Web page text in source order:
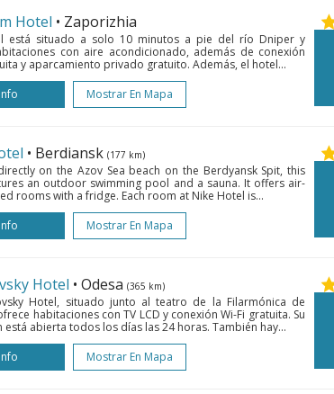
Hotel • Zaporizhia
está situado a solo 10 minutos a pie del río Dniper y
con aire acondicionado, además de conexión
y aparcamiento privado gratuito. Además, el hotel...
Info
Mostrar En Mapa
• Berdiansk (177 km)
on the Azov Sea beach on the Berdyansk Spit, this
an outdoor swimming pool and a sauna. It offers air-
rooms with a fridge. Each room at Nike Hotel is...
Info
Mostrar En Mapa
Hotel • Odesa (365 km)
Hotel, situado junto al teatro de la Filarmónica de
habitaciones con TV LCD y conexión Wi-Fi gratuita. Su
está abierta todos los días las 24 horas. También hay...
Info
Mostrar En Mapa